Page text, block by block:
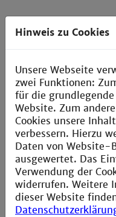
Prof. Dr. Hopf
c.hopf@th-
tionszelllinien.
Prof. Dr. Mack
m.mack@th-
Überproduktion,
bestimmung von
Sekundärstoffwechsel
Hinweis zu Cookies
Unsere Webseite
zwei Funktionen:
für die
Website. Zum
Cookies unsere
verbessern. Hierzu
Daten von Website-
ausgewertet. Das
Verwendung der
widerrufen. Weitere
dieser Website